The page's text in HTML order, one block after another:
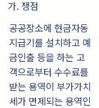
가. 쟁점
공공장소에 현금자동
지급기를 설치하고 예
금인출 등을 하는 고
객으로부터 수수료를
받는 용역이 부가가치
세가 면제되는 용역인